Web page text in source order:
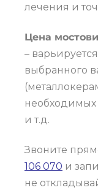
лечения и
Цена
–
выбранного
и т.д.
Звоните
106 070 и
не